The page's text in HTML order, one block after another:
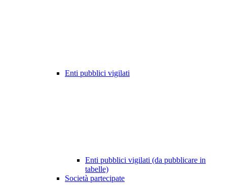
Enti pubblici vigilati
Enti pubblici vigilati (da pubblicare in
tabelle)
Società partecipate